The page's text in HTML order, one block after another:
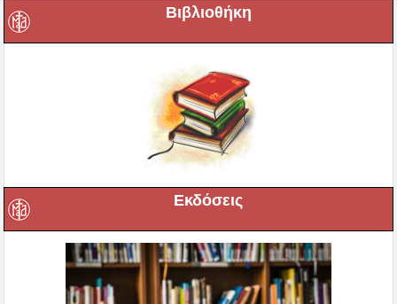
Βιβλιοθήκη
Εκδόσεις